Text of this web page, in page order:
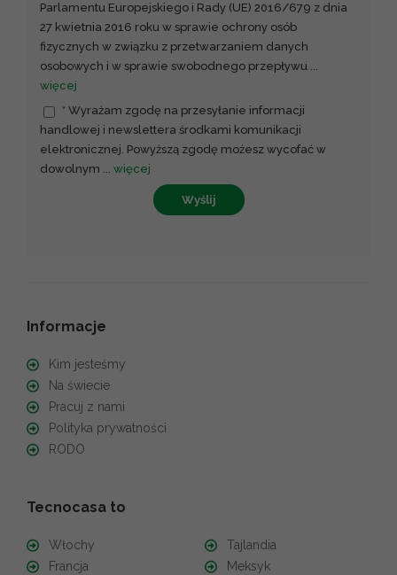
Parlamentu Europejskiego i Rady (UE) 2016/679 z dnia
27 kwietnia 2016 roku w sprawie ochrony osób
fizycznych w związku z przetwarzaniem danych
osobowych i w sprawie swobodnego przepływu ...
więcej
* Wyrażam zgodę na przesyłanie informacji
handlowej i newslettera środkami komunikacji
elektronicznej. Powyższą zgodę możesz wycofać w
dowolnym ... więcej
Wyślij
Informacje
Kim jesteśmy
Na świecie
Pracuj z nami
Polityka prywatności
RODO
Tecnocasa to
Włochy
Francja
Tajlandia
Meksyk